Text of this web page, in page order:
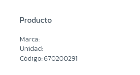
Producto
Marca:
Unidad:
Código: 670200291